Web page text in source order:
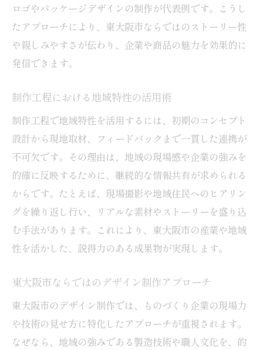
ロゴやパッケージデザインの制作が代表例です。こうし
たアプローチにより、東大阪市ならではのストーリー性
や親しみやすさが伝わり、企業や商品の魅力を効果的に
発信できます。
制作工程における地域特性の活用術
制作工程で地域特性を活用するには、初期のコンセプト
設計から現地取材、フィードバックまで一貫した連携が
不可欠です。その理由は、地域の現場感や企業の強みを
的確に反映するために、継続的な情報共有が求められる
からです。たとえば、現場撮影や地域住民へのヒアリン
グを繰り返し行い、リアルな素材やストーリーを盛り込
む手法があります。これにより、東大阪市の産業や地域
性を活かした、説得力のある成果物が実現します。
東大阪市ならではのデザイン制作アプローチ
東大阪市のデザイン制作では、ものづくり企業の現場力
や技術の見せ方に特化したアプローチが重視されます。
なぜなら、地域の強みである製造技術や職人文化を、的